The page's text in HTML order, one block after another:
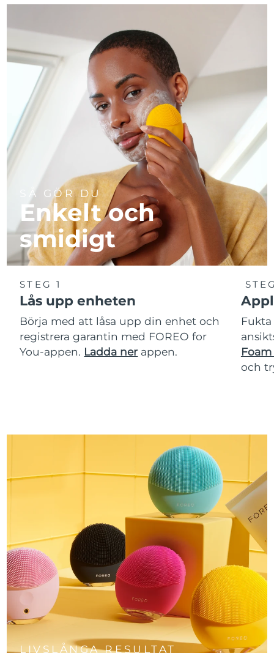
SÅ GÖR DU
Enkelt och
smidigt
STEG 1
Lås upp enheten
Börja med att låsa upp din enhet och
registrera garantin med FOREO for
You-appen. Ladda ner appen.
Foam
och
LIVSLÅNGA RESULTAT